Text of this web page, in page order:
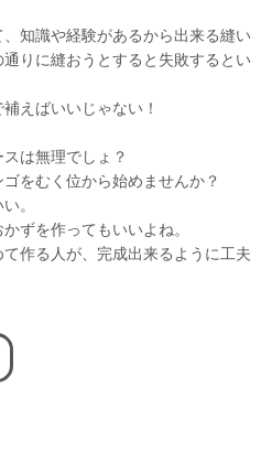
知識や経験があるから出来る縫い
りに縫おうとすると失敗するとい
えばいいじゃない！
は無理でしょ？
をむく位から始めませんか？
。
ずを作ってもいいよね。
作る人が、完成出来るように工夫